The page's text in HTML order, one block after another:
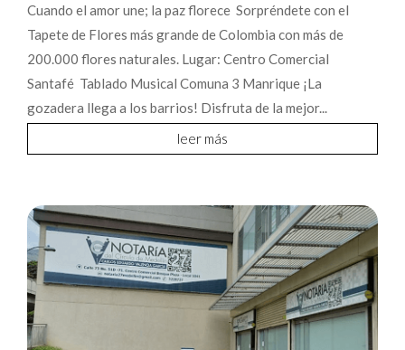
Cuando el amor une; la paz florece Sorpréndete con el
Tapete de Flores más grande de Colombia con más de
200.000 flores naturales. Lugar: Centro Comercial
Santafé Tablado Musical Comuna 3 Manrique ¡La
gozadera llega a los barrios! Disfruta de la mejor...
leer más